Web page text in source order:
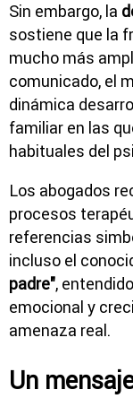
Sin embargo, la
sostiene que la
mucho más
comunicado, el
dinámica
familiar en las
habituales del
Los abogados
procesos
referencias
incluso el
padre",
emocional y
amenaza real.
Un